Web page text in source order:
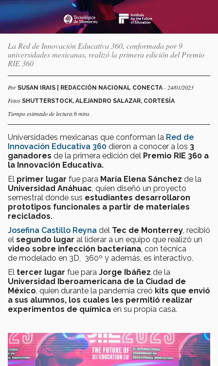
La Red de Innovación Educativa 360, conformada por 9
universidades mexicanas, realizó la primera edición del Premio
RIE 360
Por SUSAN IRAIS | REDACCIÓN NACIONAL CONECTA - 24/01/2023
Fotos SHUTTERSTOCK, ALEJANDRO SALAZAR, CORTESÍA
Tiempo estimado de lectura:6 mins
Universidades mexicanas que conforman la Red de
Innovación Educativa 360 dieron a conocer a los 3
ganadores de la primera edición del Premio RIE 360 a
la Innovación Educativa.
El primer lugar fue para María Elena Sánchez de la
Universidad Anáhuac , quien diseñó un proyecto
semestral donde sus estudiantes desarrollaron
prototipos funcionales a partir de materiales
reciclados.
Josefina Castillo Reyna del Tec de Monterrey , recibió
el segundo lugar al liderar a un equipo que realizó un
video sobre infección bacteriana , con técnica
de modelado en 3D, 360º y además, es interactivo.
El tercer lugar fue para Jorge Ibáñez de la
Universidad Iberoamericana de la Ciudad de
México , quien durante la pandemia creó kits que envió
a sus alumnos, los cuales les permitió realizar
experimentos de química en su propia casa.